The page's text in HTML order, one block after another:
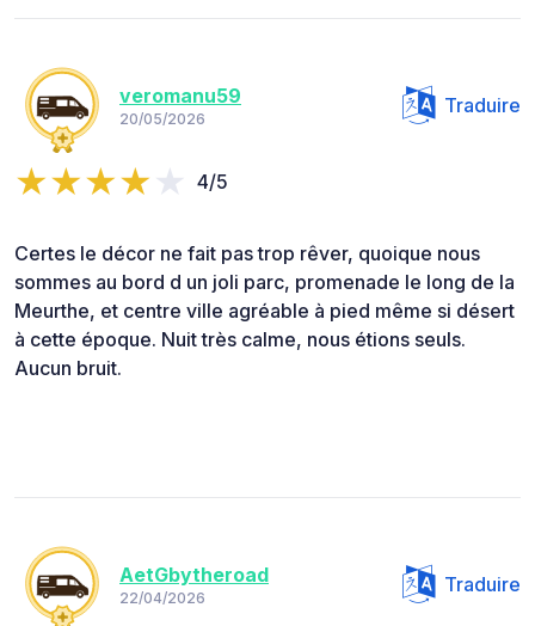
veromanu59
20/05/2026
Traduire
4/5
Certes le décor ne fait pas trop rêver, quoique nous
sommes au bord d un joli parc, promenade le long de la
Meurthe, et centre ville agréable à pied même si désert
à cette époque. Nuit très calme, nous étions seuls.
Aucun bruit.
AetGbytheroad
22/04/2026
Traduire